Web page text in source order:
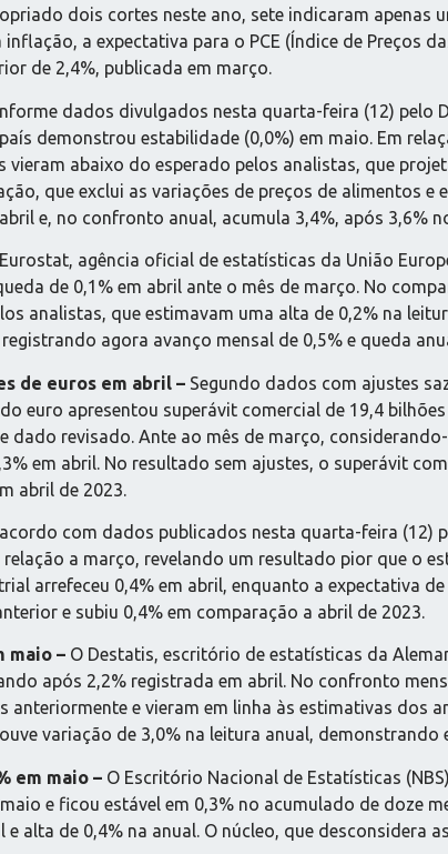
dois cortes neste ano, sete indicaram apenas
a expectativa para o PCE (Índice de Preços
de 2,4%, publicada em março.
dados divulgados nesta quarta-feira (12) pelo
demonstrou estabilidade (0,0%) em maio. Em
abaixo do esperado pelos analistas, que
que exclui as variações de preços de alimentos e
e, no confronto anual, acumula 3,4%, após 3,6%
agência oficial de estatísticas da União
de 0,1% em abril ante o mês de março. No
analistas, que estimavam uma alta de 0,2% na
agora avanço mensal de 0,5% e queda
de euros em abril – Segundo dados com ajustes
euro apresentou superávit comercial de 19,4
revisado. Ante ao mês de março,
em abril. No resultado sem ajustes, o superávit
abril de 2023.
com dados publicados nesta quarta-feira (12)
a março, revelando um resultado pior que o
arrefeceu 0,4% em abril, enquanto a expectativa
e subiu 0,4% em comparação a abril de 2023.
maio – O Destatis, escritório de estatísticas da
após 2,2% registrada em abril. No confronto
e vieram em linha às estimativas dos
variação de 3,0% na leitura anual,
em maio – O Escritório Nacional de Estatísticas
e ficou estável em 0,3% no acumulado de doze
alta de 0,4% na anual. O núcleo, que desconsidera